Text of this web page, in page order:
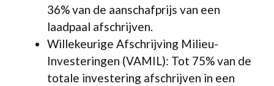
36% van de aanschafprijs van een
laadpaal afschrijven.
Willekeurige Afschrijving Milieu-
Investeringen (VAMIL): Tot 75% van de
totale investering afschrijven in een